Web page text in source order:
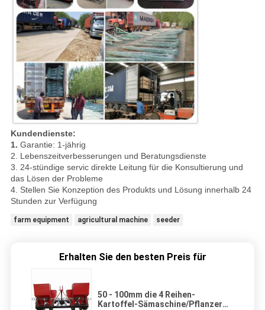
Kundendienste:
1. Garantie: 1-jährig
2. Lebenszeitverbesserungen und Beratungsdienste
3. 24-stündige servic direkte Leitung für die Konsultierung und
das Lösen der Probleme
4. Stellen Sie Konzeption des Produkts und Lösung innerhalb 24
Stunden zur Verfügung
farm equipment agricultural machine seeder
Erhalten Sie den besten Preis für
50 - 100mm die 4 Reihen-
Kartoffel-Sämaschine/Pflanzer